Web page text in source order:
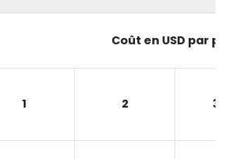
Coût en USD par
1 2 3